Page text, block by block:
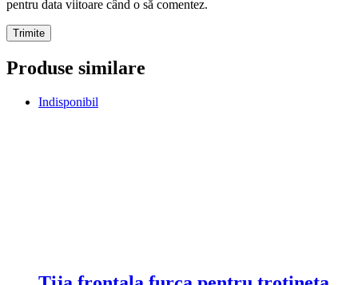
pentru data viitoare când o să comentez.
Produse similare
Indisponibil